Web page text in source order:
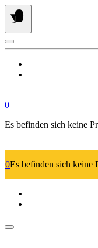
Springe
zum
Inhalt
0
Es befinden sich keine
0Es befinden sich keine